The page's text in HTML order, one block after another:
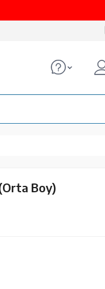
Boy)